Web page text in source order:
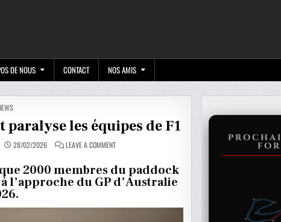
DE NOUS CONTACT NOS AMIS
les équipes de F1
28/02/2026 LEAVE A COMMENTON
AU
MOYEN-
ORIENT
PARALYSE
DE
2000 membres du paddock
l’approche du GP d’Australie